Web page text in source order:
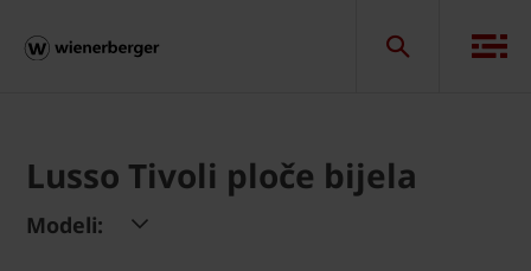
Lusso Tivoli ploče bijela
Modeli: